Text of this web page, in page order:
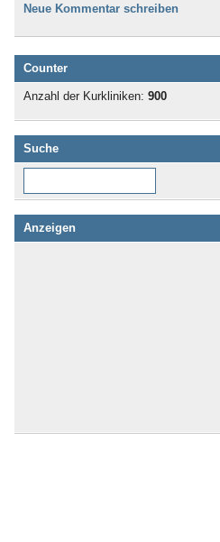
Neue Kommentar schreiben
Counter
Anzahl der Kurkliniken: 900
Suche
Anzeigen